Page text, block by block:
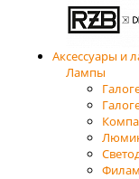
Аксессуары и
Лампы